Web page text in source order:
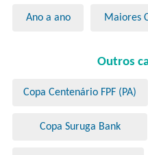
Ano a ano Maiores
Outros
Copa Centenário FPF (PA)
Copa Suruga Bank